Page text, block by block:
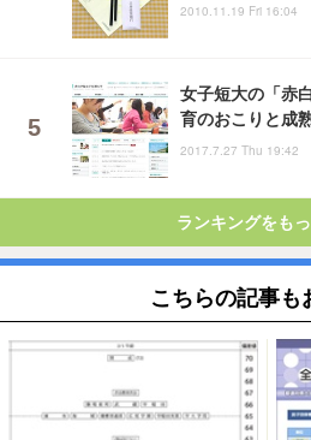
2010.11.19 Fri 16:04
女子短大の「赤
育のおこりと成
2017.7.27 Thu 19:42
ランキングをも
こちらの記事も